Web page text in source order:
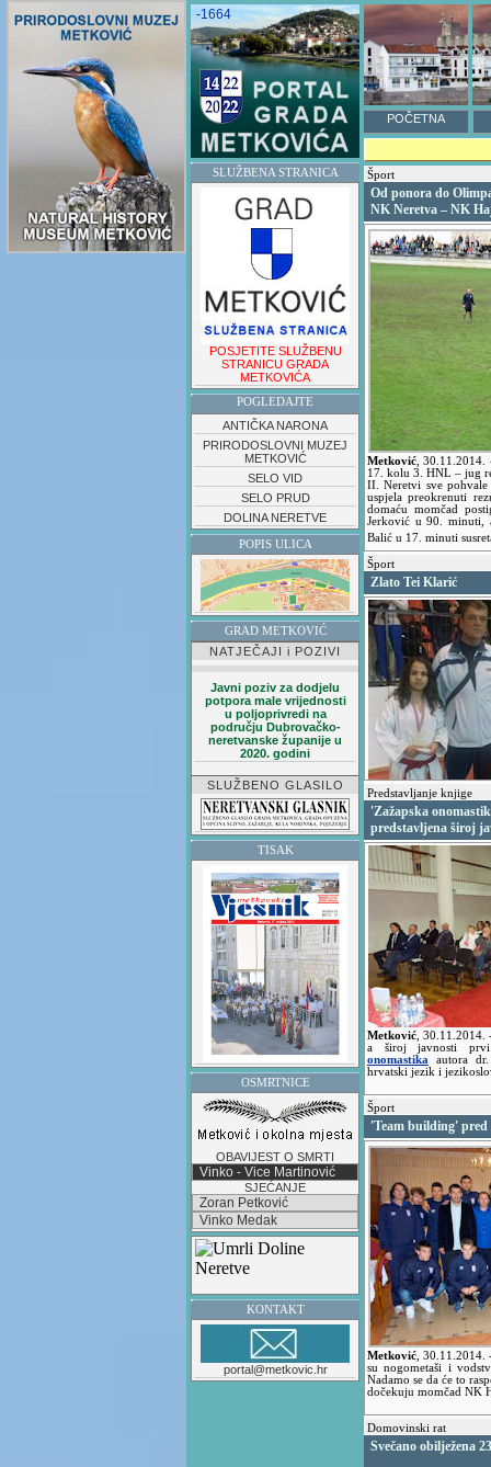
-1664
POČETNA
SLUŽBENA STRANICA
POSJETITE SLUŽBENU
STRANICU GRADA
METKOVIĆA
POGLEDAJTE
ANTIČKA NARONA
PRIRODOSLOVNI MUZEJ
METKOVIĆ
SELO VID
SELO PRUD
DOLINA NERETVE
POPIS ULICA
GRAD METKOVIĆ
NATJEČAJI i POZIVI
Javni poziv za dodjelu
potpora male vrijednosti
u poljoprivredi na
području Dubrovačko-
neretvanske županije u
2020. godini
SLUŽBENO GLASILO
TISAK
OSMRTNICE
OBAVIJEST O SMRTI
Vinko - Vice Martinović
SJEĆANJE
Zoran Petković
Vinko Medak
KONTAKT
portal@metkovic.hr
Šport
Od ponora do
NK Neretva – NK
Metković ,30.11.2014.
17. kolu 3. HNL – jug
II. Neretvi sve
uspjela preokrenuti
domaću momčad
Jerković u 90. minuti,
Balić u 17. minuti
Šport
Zlato Tei Klarić
Predstavljanje knjige
'Zažapska
predstavljena široj
Metković 30.11.2014.
a široj javnosti
onomastika autora
hrvatski jezik i
Šport
'Team building'
Metković ,30.11.2014.
su nogometaši i
Nadamo se da će to
dočekuju momčad NK
Domovinski rat
Svečano obilježena